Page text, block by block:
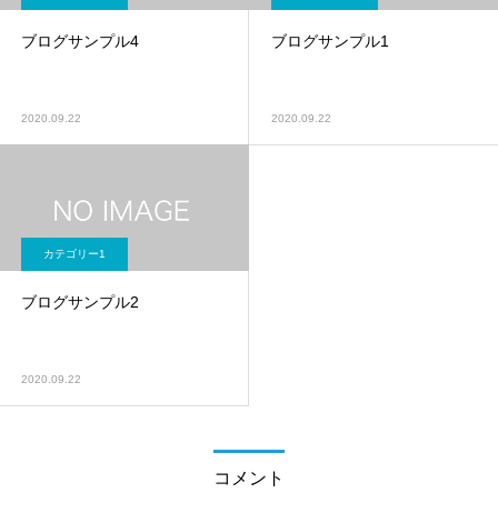
ブログサンプル4
2020.09.22
ブログサンプル1
2020.09.22
カテゴリー1
ブログサンプル2
2020.09.22
コメント